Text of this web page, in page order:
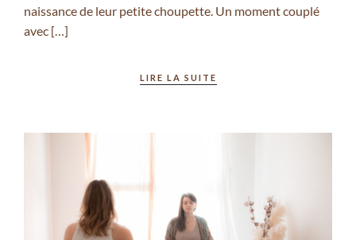
naissance de leur petite choupette. Un moment couplé
avec […]
LIRE LA SUITE